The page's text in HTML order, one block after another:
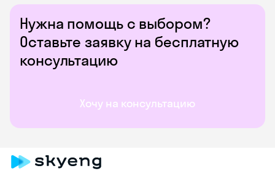
Нужна помощь с выбором?
Оставьте заявку на бесплатную
консультацию
Хочу на консультацию